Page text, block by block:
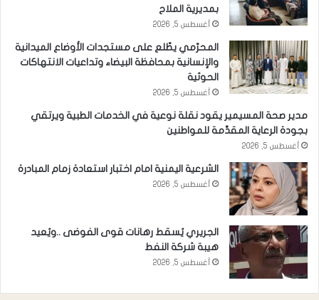
بمديرية الملاح
أغسطس 5, 2026
المحرّمي يطّلع على مستجدات الأوضاع الميدانية
والإنسانية بمحافظة البيضاء وتداعيات الانتهاكات
الحوثية
أغسطس 5, 2026
مدير صحة المسيمير يقود نقلة نوعية في الخدمات الطبية ويرتقي
بجودة الرعاية المقدَّمة للمواطنين
أغسطس 5, 2026
الشرعية اليمنية امام اختبار استعادة زمام المبادرة
أغسطس 5, 2026
الجريري يُسقط رهانات قوى الفوضى ..ويُعيد
هيبة شركة النفط
أغسطس 5, 2026